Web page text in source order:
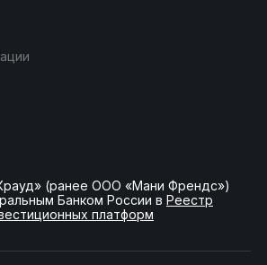
(ранее ООО «Мани Френдс»)
Банком России в Реестр
платформ